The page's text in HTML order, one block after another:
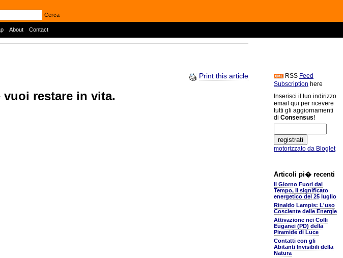
Cerca
About Contact
Print this article
vuoi restare in vita.
RSS Feed
Subscription here
Inserisci il tuo indirizzo
email qui per ricevere
tutti gli aggiornamenti
di Consensus!
motorizzato da Bloglet
Articoli pi� recenti
Il Giorno Fuori dal
Tempo, Il significato
energetico del 25 luglio
Rinaldo Lampis: L'uso
Cosciente delle Energie
Attivazione nei Colli
Euganei (PD) della
Piramide di Luce
Contatti con gli
Abitanti Invisibili della
Natura